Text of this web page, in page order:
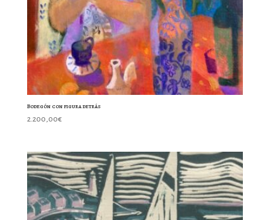
Bodegón con figura detrás
2.200,00€